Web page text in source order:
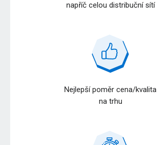
napříč celou distribuční sítí
Nejlepší poměr cena/kvalita
na trhu